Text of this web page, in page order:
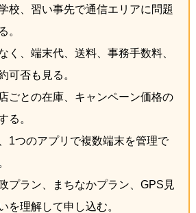
校、習い事先で通信エリアに問題
。
く、端末代、送料、事務手数料、
可否も見る。
ごとの在庫、キャンペーン価格の
る。
1つのアプリで複数端末を管理で
プラン、まちなかプラン、GPS見
を理解して申し込む。